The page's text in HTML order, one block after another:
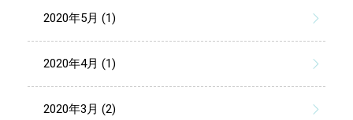
2020年5月 (1)
2020年4月 (1)
2020年3月 (2)